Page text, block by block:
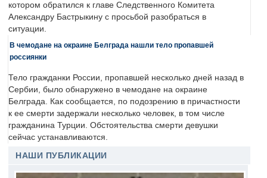
котором обратился к главе Следственного Комитета
Александру Бастрыкину с просьбой разобраться в
ситуации.
В чемодане на окраине Белграда нашли тело пропавшей
россиянки
Тело гражданки России, пропавшей несколько дней назад в
Сербии, было обнаружено в чемодане на окраине
Белграда. Как сообщается, по подозрению в причастности
к ее смерти задержали несколько человек, в том числе
гражданина Турции. Обстоятельства смерти девушки
сейчас устанавливаются.
НАШИ ПУБЛИКАЦИИ